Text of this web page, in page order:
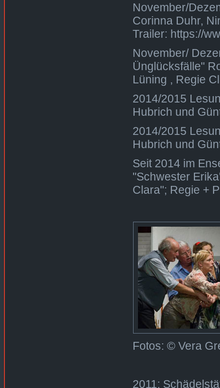
November/
Corinna Duhr,
Trailer: https://
November/
Ünglücksfälle"
Lüning , Regie
2014/2015
Hubrich und
2014/2015
Hubrich und
Seit 2014 im
"Schwester
Clara"; Regie +
Fotos: © Vera
2011: